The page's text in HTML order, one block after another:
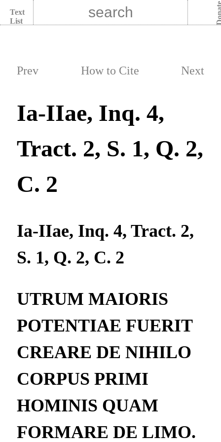
Text
List
Prev How to Cite Next
Ia-IIae, Inq. 4,
Tract. 2, S. 1, Q. 2,
C. 2
Ia-IIae, Inq. 4, Tract. 2,
S. 1, Q. 2, C. 2
UTRUM MAIORIS
POTENTIAE FUERIT
CREARE DE NIHILO
CORPUS PRIMI
HOMINIS QUAM
FORMARE DE LIMO.